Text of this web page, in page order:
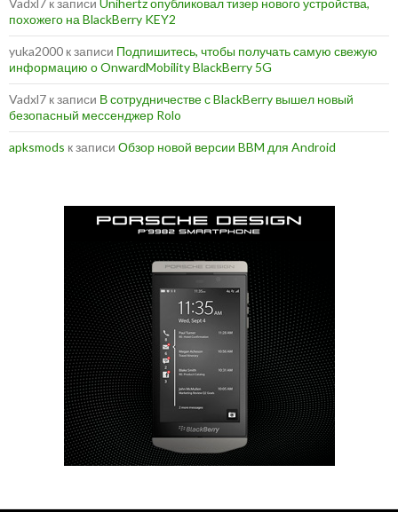
Vadxl7 к записи Unihertz опубликовал тизер нового устройства,
похожего на BlackBerry KEY2
yuka2000 к записи Подпишитесь, чтобы получать самую свежую
информацию о OnwardMobility BlackBerry 5G
Vadxl7 к записи В сотрудничестве с BlackBerry вышел новый
безопасный мессенджер Rolo
apksmods к записи Обзор новой версии BBM для Android